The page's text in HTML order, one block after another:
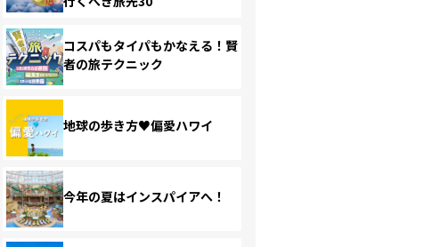
コスパもタイパもかなえる！賢
者の旅テクニック
地球の歩き方♥偏愛ハワイ
今年の夏はインスパイアへ！